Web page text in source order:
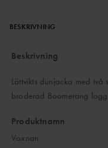
BESKRIVNING
Beskrivning
Lättvikts dunjacka med
broderad Boomerang
Produktnamn
Voxnan